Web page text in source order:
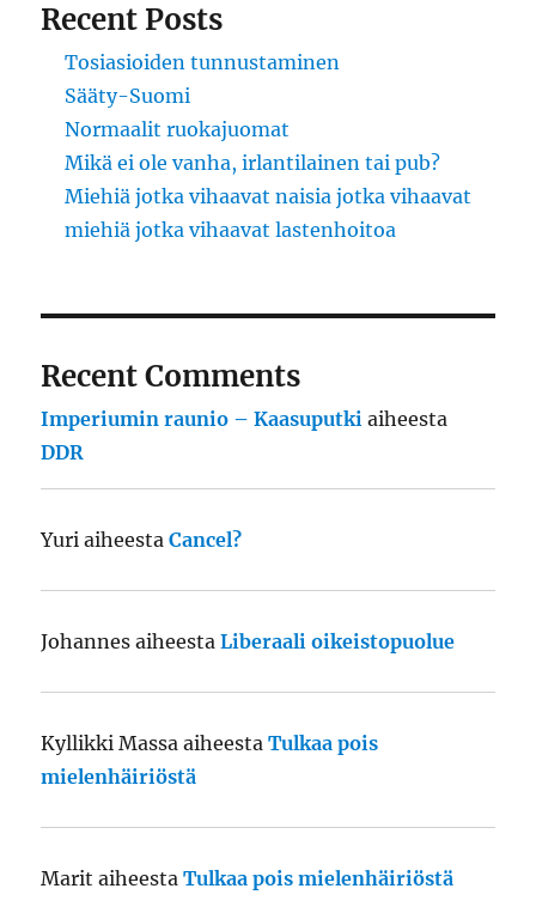
Recent Posts
Tosiasioiden tunnustaminen
Sääty-Suomi
Normaalit ruokajuomat
Mikä ei ole vanha, irlantilainen tai pub?
Miehiä jotka vihaavat naisia jotka vihaavat
miehiä jotka vihaavat lastenhoitoa
Recent Comments
Imperiumin raunio – Kaasuputki aiheesta
DDR
Yuri aiheestaCancel?
Johannes aiheestaLiberaali oikeistopuolue
Kyllikki Massa aiheestaTulkaa pois
mielenhäiriöstä
Marit aiheestaTulkaa pois mielenhäiriöstä